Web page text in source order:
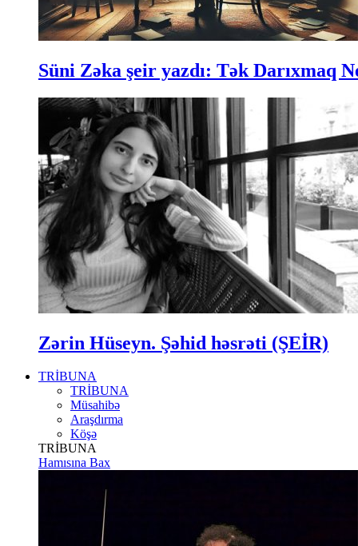
Süni Zəka şeir yazdı: Tək Darıxmaq
Zərin Hüseyn. Şəhid həsrəti (ŞEİR)
TRİBUNA
TRİBUNA
Müsahibə
Araşdırma
Köşə
TRİBUNA
Hamısına Bax